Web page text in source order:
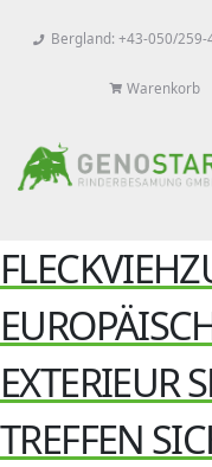
Bergland: +43-050/
Warenkorb
EXTERIEUR
TREFFEN